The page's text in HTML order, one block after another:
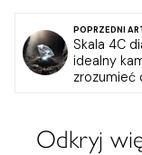
POPRZEDNI
Skala 4C
idealny
zrozumieć
Odkryj